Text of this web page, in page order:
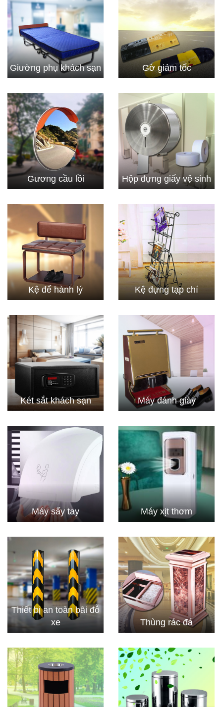
Giường phụ khách sạn Gờ giảm tốc
Gương cầu lồi Hộp đựng giấy vệ sinh
Kệ để hành lý Kệ đựng tạp chí
Két sắt khách sạn Máy đánh giày
Máy sấy tay Máy xịt thơm
Thiết bị an toàn bãi đỗ
xe
Thùng rác đá